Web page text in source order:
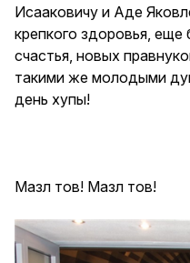
Исааковичу и Аде
крепкого здоровья, еще
счастья, новых
такими же молодыми
день хупы!
Мазл тов! Мазл тов!